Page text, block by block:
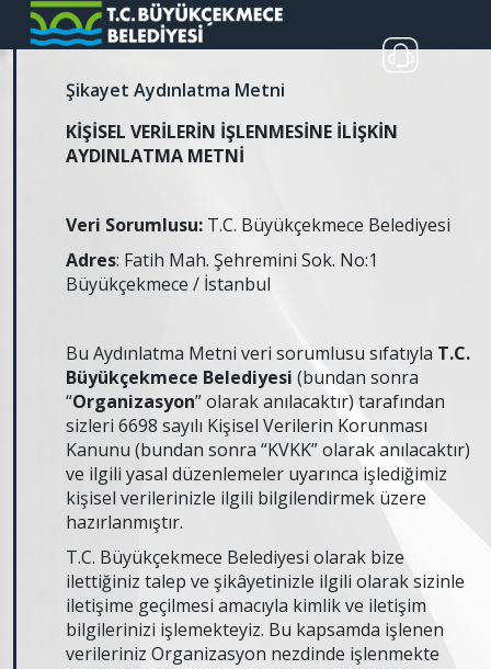
Şikayet Aydınlatma Metni
KİŞİSEL VERİLERİN İŞLENMESİNE İLİŞKİN
AYDINLATMA METNİ
Veri Sorumlusu: T.C. Büyükçekmece Belediyesi
Adres: Fatih Mah. Şehremini Sok. No:1
Büyükçekmece / İstanbul
Bu Aydınlatma Metni veri sorumlusu sıfatıyla T.C.
Büyükçekmece Belediyesi (bundan sonra
“Organizasyon” olarak anılacaktır) tarafından
sizleri 6698 sayılı Kişisel Verilerin Korunması
Kanunu (bundan sonra “KVKK” olarak anılacaktır)
ve ilgili yasal düzenlemeler uyarınca işlediğimiz
kişisel verilerinizle ilgili bilgilendirmek üzere
hazırlanmıştır.
T.C. Büyükçekmece Belediyesi olarak bize
ilettiğiniz talep ve şikâyetinizle ilgili olarak sizinle
iletişime geçilmesi amacıyla kimlik ve iletişim
bilgilerinizi işlemekteyiz. Bu kapsamda işlenen
verileriniz Organizasyon nezdinde işlenmekte